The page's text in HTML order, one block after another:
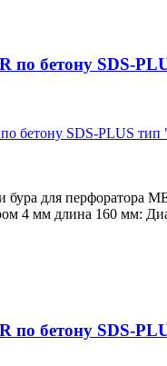
по бетону SDS-
бетону SDS-PLUS тип
бура для перфоратора
4 мм длина 160 мм:
по бетону SDS-